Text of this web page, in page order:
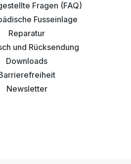
Fragen (FAQ)
Fusseinlage
Reparatur
und Rücksendung
Downloads
Newsletter